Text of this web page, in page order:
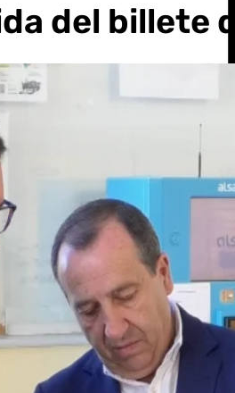
del billete